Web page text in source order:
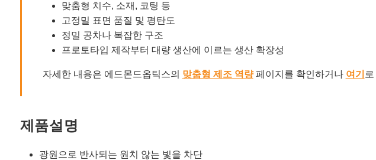
맞춤형 치수, 소재, 코팅 등
고정밀 표면 품질 및 평탄도
정밀 공차나 복잡한 구조
프로토타입 제작부터 대량 생산에 이르는 생산 확장성
자세한 내용은 에드몬드옵틱스의 맞춤형 제조 역량페이지를 확인하거나 여기
제품설명
광원으로 반사되는 원치 않는 빛을 차단